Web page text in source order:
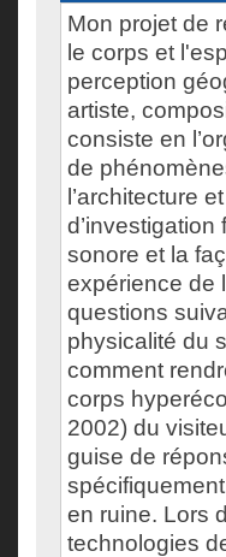
Mon projet de
le corps et
perception
artiste,
consiste en
de
l’architecture
sonore et la
expérience de
questions
physicalité du
comment
corps
2002) du
guise de
en ruine. Lors
technologies